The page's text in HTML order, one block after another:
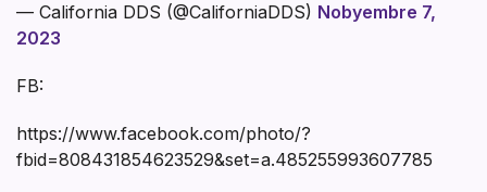
— California DDS (@CaliforniaDDS) Nobyembre 7,
2023
FB:
https://www.facebook.com/photo/?
fbid=808431854623529&set=a.485255993607785